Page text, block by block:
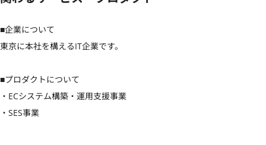
■企業について
東京に本社を構えるIT企業です。
■プロダクトについて
・ECシステム構築・運用支援事業
・SES事業